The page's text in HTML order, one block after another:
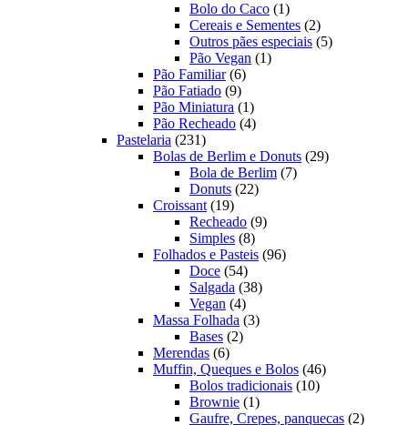
produtos
Bolo do Caco 11
produto
Cereais e Sementes 22
produtos
Outros pães especiais 55
Pão Vegan 11
Pão Familiar 66
produtos
Pão Fatiado 99
produtos
Pão Miniatura 11
produto
Pão Recheado 44
Pastelaria 231231
produtos
Bolas de Berlim e Donuts 2929
Bola de Berlim 77
Donuts 2222
Croissant 1919
produtos
Recheado 99
Simples 88
produtos
Folhados e Pasteis 9696
Doce 5454
produtos
Salgada 3838
Vegan 44
produtos
Massa Folhada 33
Bases 22
Merendas 66
produtos
Muffin, Queques e Bolos 4646
Bolos tradicionais 1010
Brownie 11
produto
Gaufre, Crepes, panquecas 22